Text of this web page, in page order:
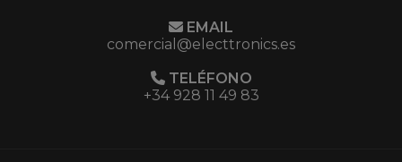
EMAIL
comercial@electtronics.es
TELÉFONO
+34 928 11 49 83